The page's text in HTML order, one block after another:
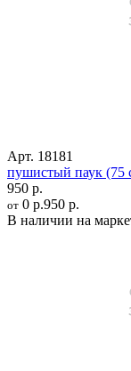
Арт. 18181
пушистый паук (75
950 р.
от 0 р.950 р.
В наличии на